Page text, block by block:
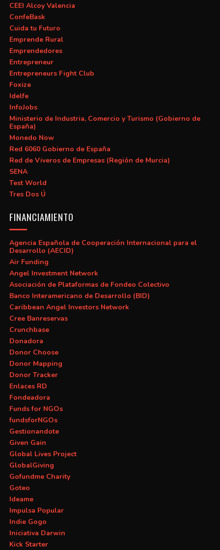
CEEI Alcoy Valencia
ConfeBask
Cuida tu Futuro
Emprende Rural
Emprendedores
Entrepreneur
Entrepreneurs Fight Club
Foxize
Idelfe
InfoJobs
Ministerio de Industria, Comercio y Turismo (Gobierno de
España)
Monedo Now
Red 6060 Gobierno de España
Red de Viveros de Empresas (Región de Murcia)
SENA
Test World
Tres Dos Ú
FINANCIAMIENTO
Agencia Española de Cooperación Internacional para el
Desarrollo (AECID)
Air Funding
Angel Investment Network
Asociación de Plataformas de Fondeo Colectivo
Banco Interamericano de Desarrollo (BID)
Caribbean Angel Investors Network
Cree Banreservas
Crunchbase
Donadora
Donor Choose
Donor Mapping
Donor Tracker
Enlaces RD
Fondeadora
Funds for NGOs
fundsforNGOs
Gestionandote
Given Gain
Global Lives Project
GlobalGiving
Gofundme Charity
Goteo
Ideame
Impulsa Popular
Indie Gogo
Iniciativa Darwin
Kick Starter